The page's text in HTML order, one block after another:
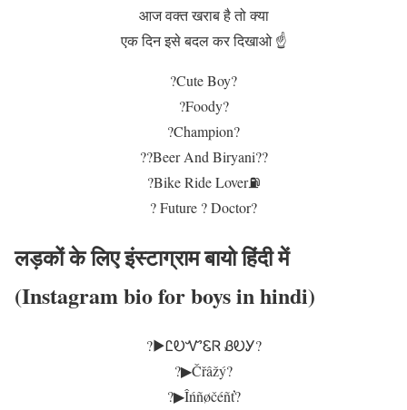
आज वक्त खराब है तो क्या
एक दिन इसे बदल कर दिखाओ ☝️
?Cute Boy?
?Foody?
?Champion?
??Beer And Biryani??
?️Bike Ride Lover⛽
? Future ? Doctor?
लड़कों के लिए इंस्टाग्राम बायो हिंदी में
(Instagram bio for boys in hindi)
?▶ᏝᎧᏉᏋᏒ ᏰᎧᎩ?
?▶Čřâžý?
?▶Îńñøčéñť?